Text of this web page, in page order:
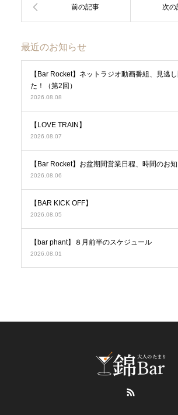
最近のお知らせ
【Bar Rocket】ネットラジオ動画番組、見逃
た！（第2回）
2026.08.08
【LOVE TRAIN】
2026.08.07
【Bar Rocket】お盆期間営業日程、時間のお
2026.08.06
【BAR KICK OFF】
2026.08.05
【bar phant】８月前半のスケジュール
2026.08.01